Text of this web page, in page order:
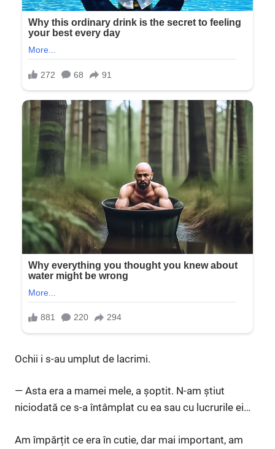
Ochii i s-au umplut de lacrimi.
— Asta era a mamei mele, a șoptit. N-am știut
niciodată ce s-a întâmplat cu ea sau cu lucrurile ei…
Am împărțit ce era în cutie, dar mai important, am